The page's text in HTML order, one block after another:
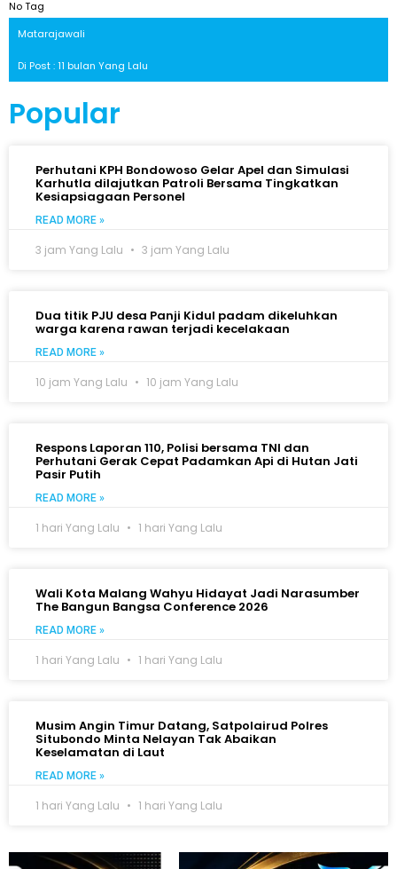
No Tag
Matarajawali
Di Post : 11 bulan Yang Lalu
Popular
Perhutani KPH Bondowoso Gelar Apel dan Simulasi
Karhutla dilajutkan Patroli Bersama Tingkatkan
Kesiapsiagaan Personel
READ MORE »
3 jam Yang Lalu 3 jam Yang Lalu
Dua titik PJU desa Panji Kidul padam dikeluhkan
warga karena rawan terjadi kecelakaan
READ MORE »
10 jam Yang Lalu 10 jam Yang Lalu
Respons Laporan 110, Polisi bersama TNI dan
Perhutani Gerak Cepat Padamkan Api di Hutan Jati
Pasir Putih
READ MORE »
1 hari Yang Lalu 1 hari Yang Lalu
Wali Kota Malang Wahyu Hidayat Jadi Narasumber
The Bangun Bangsa Conference 2026
READ MORE »
1 hari Yang Lalu 1 hari Yang Lalu
Musim Angin Timur Datang, Satpolairud Polres
Situbondo Minta Nelayan Tak Abaikan
Keselamatan di Laut
READ MORE »
1 hari Yang Lalu 1 hari Yang Lalu